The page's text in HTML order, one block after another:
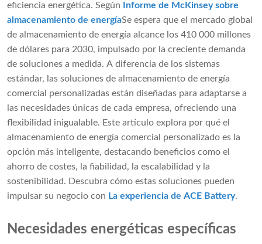
eficiencia energética. Según
Informe de McKinsey sobre
almacenamiento de energíaSe espera que el mercado global
de almacenamiento de energía alcance los 410 000 millones
de dólares para 2030, impulsado por la creciente demanda
de soluciones a medida. A diferencia de los sistemas
estándar, las soluciones de almacenamiento de energía
comercial personalizadas están diseñadas para adaptarse a
las necesidades únicas de cada empresa, ofreciendo una
flexibilidad inigualable. Este artículo explora por qué el
almacenamiento de energía comercial personalizado es la
opción más inteligente, destacando beneficios como el
ahorro de costes, la fiabilidad, la escalabilidad y la
sostenibilidad. Descubra cómo estas soluciones pueden
impulsar su negocio con La experiencia de ACE Battery.
Necesidades energéticas específicas